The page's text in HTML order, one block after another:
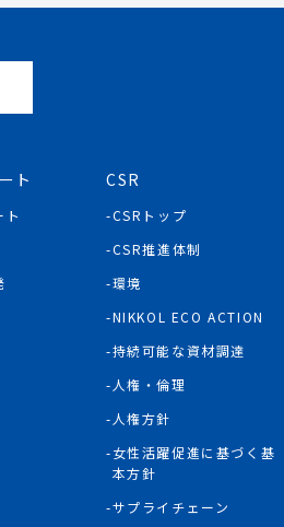
ト
ト
CSR
CSRトップ
CSR推進体制
環境
NIKKOL ECO ACTION
持続可能な資材調達
人権・倫理
人権方針
女性活躍促進に基づく基
本方針
サプライチェーン